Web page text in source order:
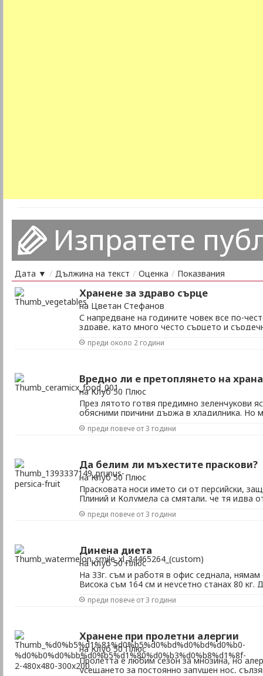
Изпратете
Дата ▼ / Дължина на текст / Оценка / Показвания
Хранене за здраво сърце
на Цветан Стефанов
С напредване на годините човек все по-
здраве, като много често сърцето и
водещите места по сърдечно-съдова
преди около 2 години
Вредно ли е претоплянето на
на Клуб 50 Плюс
През лятото готвя предимно зеленчукови
обясними причини държа в хладилника. Но
ядене не е ли вредно за стомаха?
преди повече от 3 години
Да белим ли мъхестите праскови?
на Клуб 50 Плюс
Прасковата носи името си от персийски,
Плиний и Колумела са смятали, че тя идва
преди повече от 3 години
Динена диета
на Клуб 50 Плюс
На 33г. съм и работя в офис седнала, нямам
Висока съм 164 см и неусетно станах 80 кг.
преди повече от 3 години
Хранене при пролетни алергии
на Клуб 50 Плюс
Пролетта е любим сезон за мнозина, но
усещането за постоянно запушен нос,